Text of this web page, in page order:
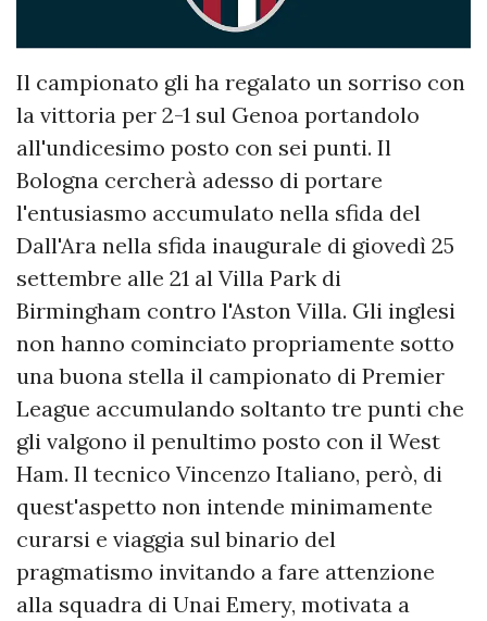
Il campionato gli ha regalato un sorriso con
la vittoria per 2-1 sul Genoa portandolo
all'undicesimo posto con sei punti. Il
Bologna cercherà adesso di portare
l'entusiasmo accumulato nella sfida del
Dall'Ara nella sfida inaugurale di giovedì 25
settembre alle 21 al Villa Park di
Birmingham contro l'Aston Villa. Gli inglesi
non hanno cominciato propriamente sotto
una buona stella il campionato di Premier
League accumulando soltanto tre punti che
gli valgono il penultimo posto con il West
Ham. Il tecnico Vincenzo Italiano, però, di
quest'aspetto non intende minimamente
curarsi e viaggia sul binario del
pragmatismo invitando a fare attenzione
alla squadra di Unai Emery, motivata a